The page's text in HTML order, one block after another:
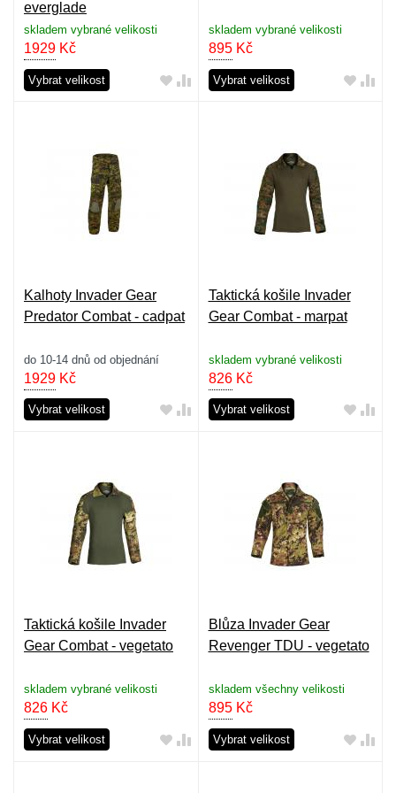
everglade
skladem vybrané velikosti
1929 Kč
Vybrat velikost
skladem vybrané velikosti
895Kč
Vybrat velikost
Kalhoty Invader Gear
Predator Combat - cadpat
do 10-14 dnů od objednání
1929 Kč
Vybrat velikost
Taktická košile Invader
Gear Combat - marpat
skladem vybrané velikosti
826Kč
Vybrat velikost
Taktická košile Invader
Gear Combat - vegetato
skladem vybrané velikosti
826 Kč
Vybrat velikost
Blůza Invader Gear
Revenger TDU - vegetato
skladem všechny velikosti
895Kč
Vybrat velikost